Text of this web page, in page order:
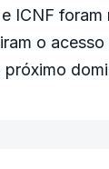
de 1.980
meios
ICNF
o